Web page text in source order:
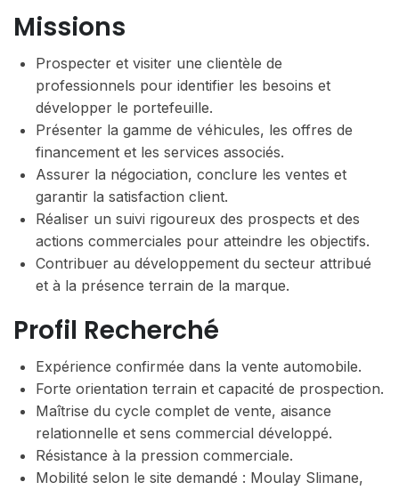
Missions
Prospecter et visiter une clientèle de
professionnels pour identifier les besoins et
développer le portefeuille.
Présenter la gamme de véhicules, les offres de
financement et les services associés.
Assurer la négociation, conclure les ventes et
garantir la satisfaction client.
Réaliser un suivi rigoureux des prospects et des
actions commerciales pour atteindre les objectifs.
Contribuer au développement du secteur attribué
et à la présence terrain de la marque.
Profil Recherché
Expérience confirmée dans la vente automobile.
Forte orientation terrain et capacité de prospection.
Maîtrise du cycle complet de vente, aisance
relationnelle et sens commercial développé.
Résistance à la pression commerciale.
Mobilité selon le site demandé : Moulay Slimane,